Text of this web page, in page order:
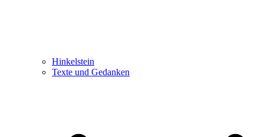
Hinkelstein
Texte und Gedanken